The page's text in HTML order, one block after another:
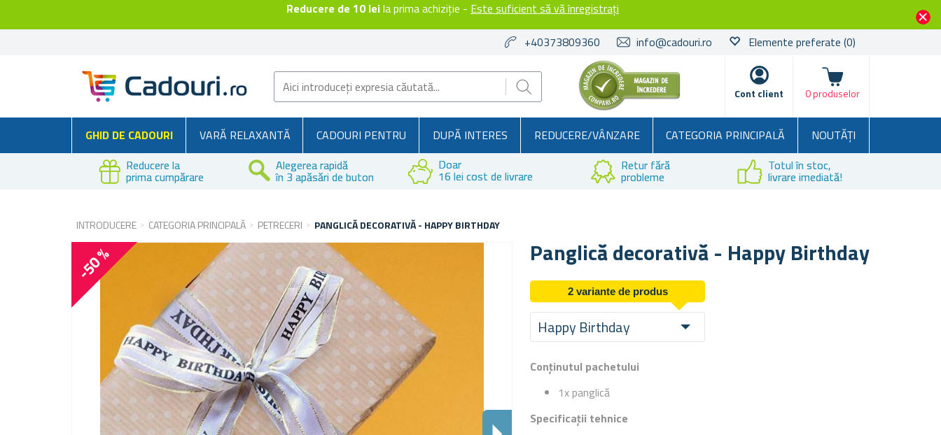
Reducere de 10 leila prima achiziție - Este suficient să vă înregistrați
+40373809360 info@cadouri.ro Elemente preferate (0)
Cont client
Coșul
0 produselor
GHID DE CADOURI VARĂ RELAXANTĂ CADOURI PENTRU DUPĂ INTERES REDUCERE/VÂNZARE CATEGORIA PRINCIPALĂ
NOUTĂȚI
Reducere la
prima cumpărare
Alegerea rapidă
în 3 apăsări de buton
Doar
16 lei cost de livrare
Retur fără
probleme
Totul în stoc,
livrare imediată!
INTRODUCERE CATEGORIA PRINCIPALĂ PETRECERI PANGLICĂ DECORATIVĂ - HAPPY BIRTHDAY
Panglică decorativă - Happy Birthday
-50 %
2 variante de produs
Happy Birthday
Conținutul pachetului
1x panglică
Specificații tehnice